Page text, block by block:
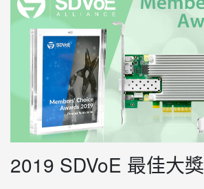
2019 SDVoE 最佳大獎